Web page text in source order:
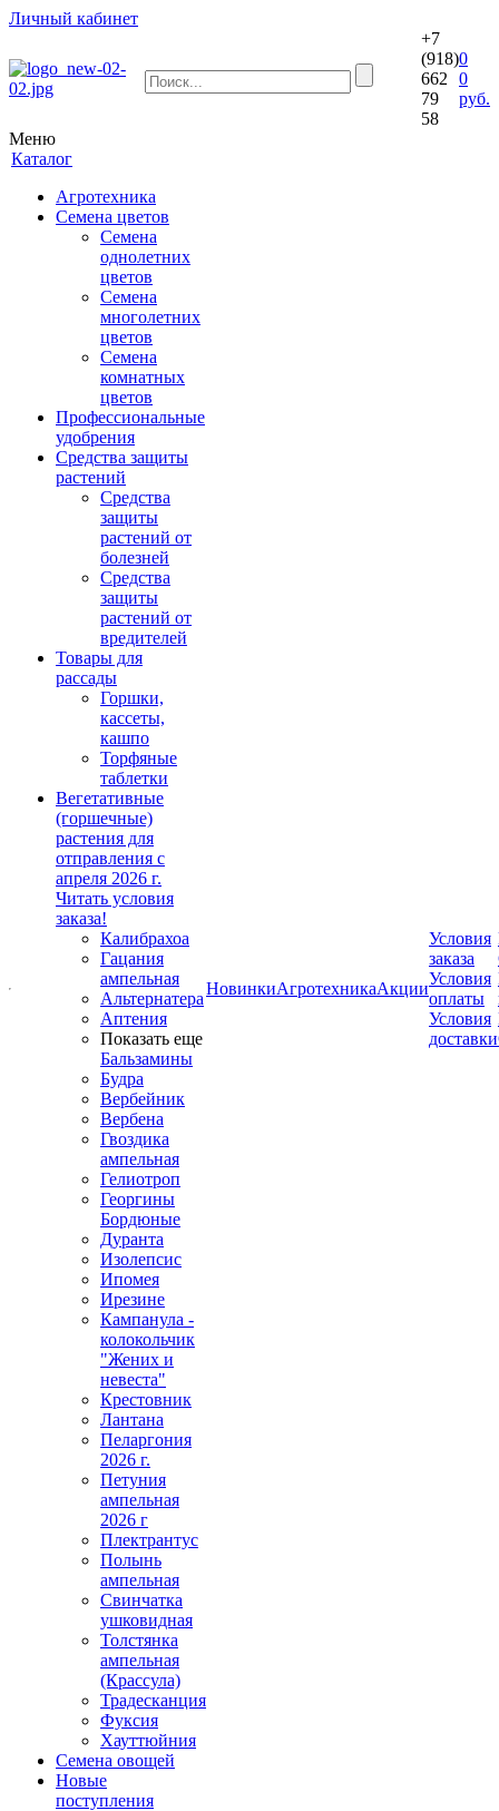
Личный кабинет
+7
(918)
662
79
58
0
0
руб.
Меню
Каталог
Агротехника
Семена цветов
Семена
однолетних
цветов
Семена
многолетних
цветов
Семена
комнатных
цветов
Профессиональные
удобрения
Средства защиты
растений
Средства
защиты
растений от
болезней
Средства
защиты
растений от
вредителей
Товары для
рассады
Горшки,
кассеты,
кашпо
Торфяные
таблетки
Вегетативные
(горшечные)
растения для
отправления с
апреля 2026 г.
Читать условия
заказа!
Калибрахоа
Гацания
ампельная
Альтернатера
Аптения
Показать еще
Бальзамины
Будра
Вербейник
Вербена
Гвоздика
ампельная
Гелиотроп
Георгины
Бордюные
Дуранта
Изолепсис
Ипомея
Ирезине
Кампанула -
колокольчик
"Жених и
невеста"
Крестовник
Лантана
Пеларгония
2026 г.
Петуния
ампельная
2026 г
Плектрантус
Полынь
ампельная
Свинчатка
ушковидная
Толстянка
ампельная
(Крассула)
Традесканция
Фуксия
Хауттюйния
Семена овощей
Новые
поступления
НовинкиАгротехникаАкции
Условия
заказа
Условия
оплаты
Условия
доставки